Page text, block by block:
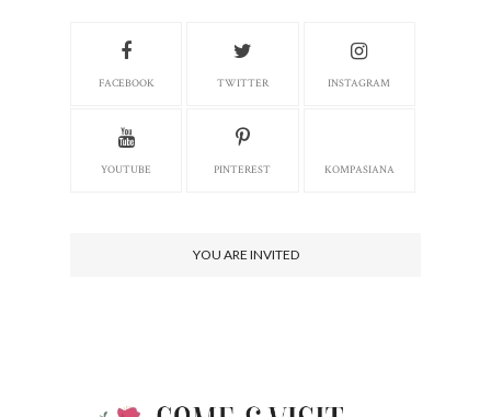
FACEBOOK TWITTER INSTAGRAM
YOUTUBE PINTEREST KOMPASIANA
YOU ARE INVITED